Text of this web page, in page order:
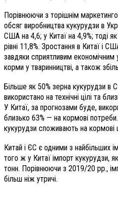
Порівнюючи з торішнім
обсяг виробництва кукурудзи в
США на 4,6; у Китаї на 4,9%; тоді
рівні 11,8%. Зростання в Китаї і
завдяки сприятливим
корми у тваринництві, а також
Більше як 50% зерна кукурудзи в
використано на технічні цілі та
У Китаї, за прогнозами буде,
близько 63% — на кормові
кукурудзи споживають на кормові
Китай і ЄС є одними з найбільших
того ж у Китаї імпорт кукурудзи,
тонн. Порівнюючи з 2019/20 рр.,
більш ніж утричі.